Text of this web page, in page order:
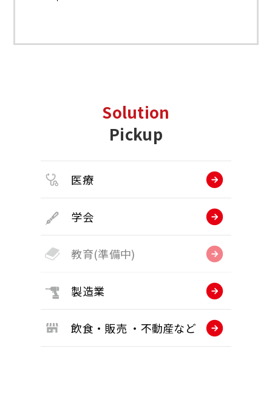
Solution
Pickup
医療
学会
教育(準備中)
製造業
飲食・販売・不動産など